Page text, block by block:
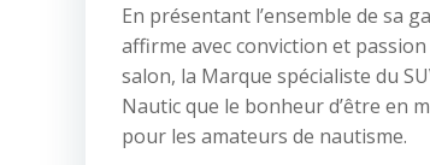
En présentant l’ensemble de sa
affirme avec conviction et
salon, la Marque spécialiste du
Nautic que le bonheur d’être en
pour les amateurs de nautisme.